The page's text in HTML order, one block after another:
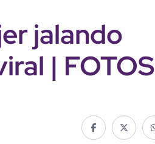
jalando
| FOTOS